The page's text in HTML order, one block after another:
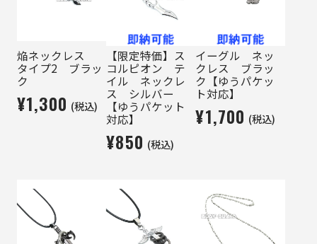
焔ネックレス
タイプ2 ブラッ
ク
¥1,300 (税込)
【限定特価】ス
コルピオン テ
イル ネックレ
ス シルバー
【ゆうパケット
対応】
¥850 (税込)
イーグル ネッ
クレス ブラッ
ク【ゆうパケッ
ト対応】
¥1,700 (税込)